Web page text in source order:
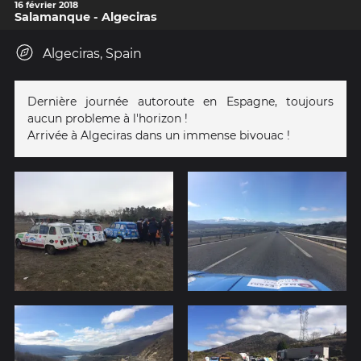
16 février 2018
Salamanque - Algeciras
Algeciras, Spain
Dernière journée autoroute en Espagne, toujours
aucun probleme à l'horizon !
Arrivée à Algeciras dans un immense bivouac !